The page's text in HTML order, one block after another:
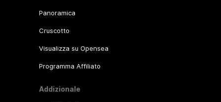
Panoramica
Cruscotto
Visualizza su Opensea
Programma Affiliato
Addizionale